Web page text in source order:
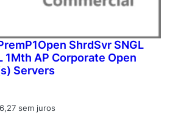
ShrdSvr SNGL
1Mth AP Corporate Open
Servers
sem juros